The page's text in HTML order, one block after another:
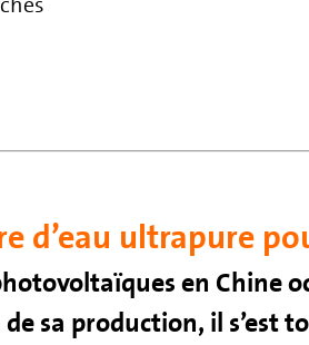
d’eau ultrapure
en Chine
sa production, il s’est